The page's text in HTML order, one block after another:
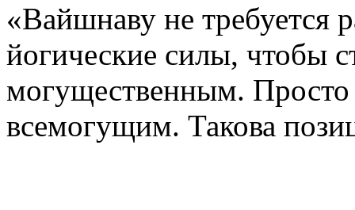
«Вайшнаву не требуется
йогические силы, чтобы
могущественным. Просто
всемогущим. Такова